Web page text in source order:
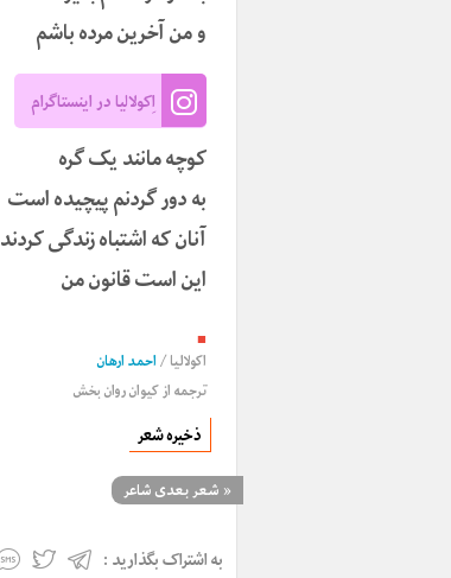
و من آخرین مرده باشم
اِکولالیا در اینستاگرام
کوچه مانند یک گره
به دور گردنم پیچیده است
آنان که اشتباه زندگی
این است قانون من
■
اکولالیا/احمد ارهان
ترجمه ازکیوان روان بخش
ذخیره شعر
« شعر بعدی شاعر
به اشتراک بگذارید :